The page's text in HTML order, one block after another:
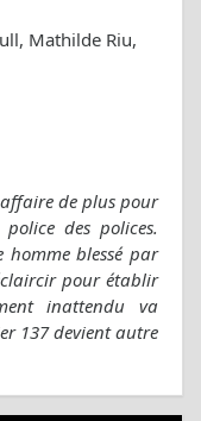
Mathilde Riu,
de plus pour
des polices.
blessé par
pour établir
inattendu va
137 devient autre